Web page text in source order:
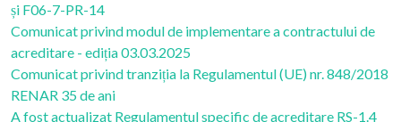
și F06-7-PR-14
Comunicat privind modul de implementare a contractului de
acreditare - ediția 03.03.2025
Comunicat privind tranziția la Regulamentul (UE) nr. 848/2018
RENAR 35 de ani
A fost actualizat Regulamentul specific de acreditare RS-1.4